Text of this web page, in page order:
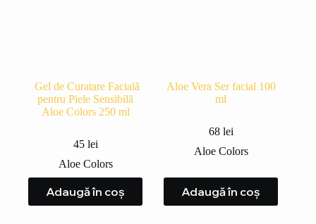
Gel de Curatare Facială
pentru Piele Sensibilă
Aloe Colors 250 ml
45 lei
Aloe Colors
Adaugă în coș
Aloe Vera Ser facial 100
ml
68 lei
Aloe Colors
Adaugă în coș